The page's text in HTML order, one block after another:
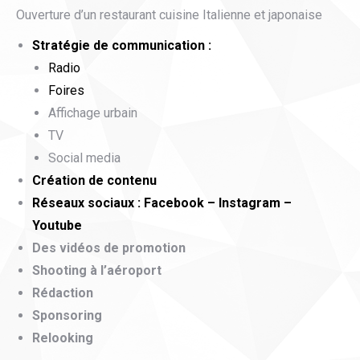
Ouverture d’un restaurant cuisine Italienne et japonaise
Stratégie de communication :
Radio
Foires
Affichage urbain
TV
Social media
Création de contenu
Réseaux sociaux : Facebook – Instagram –
Youtube
Des vidéos de promotion
Shooting à l’aéroport
Rédaction
Sponsoring
Relooking